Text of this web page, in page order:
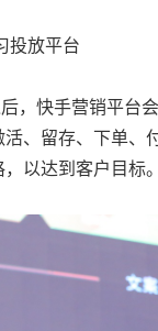
投放平台
快手营销平台
、留存、下单、
以达到客户目标。